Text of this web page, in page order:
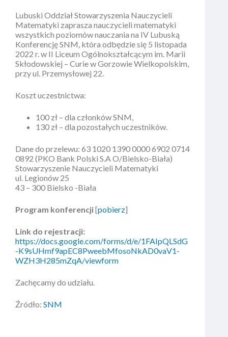
Lubuski Oddział Stowarzyszenia Nauczycieli
Matematyki zaprasza nauczycieli matematyki
wszystkich poziomów nauczania na IV Lubuską
Konferencję SNM, która odbędzie się 5 listopada
2022 r. w II Liceum Ogólnokształcącym im. Marii
Skłodowskiej – Curie w Gorzowie Wielkopolskim,
przy ul. Przemysłowej 22.
Koszt uczestnictwa:
100 zł – dla członków SNM,
130 zł – dla pozostałych uczestników.
Dane do przelewu: 63 1020 1390 0000 6902 0714
0892 (PKO Bank Polski S.A O/Bielsko-Biała)
Stowarzyszenie Nauczycieli Matematyki
ul. Legionów 25
43 – 300 Bielsko -Biała
Program konferencji[pobierz]
Link do rejestracji:
https://docs.google.com/forms/d/e/1FAIpQLSdG
-K9sUHmf9apEC8PweebMfosoNkAD0vaV1-
WZH3H285mZqA/viewform
Zachęcamy do udziału.
Źródło: SNM